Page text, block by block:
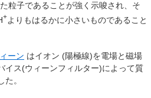
粒子であることが強く示唆され、そ
+よりもはるかに小さいものであること
ーン はイオン (陽極線)を電場と磁場
イス(ウィーンフィルター)によって質
。